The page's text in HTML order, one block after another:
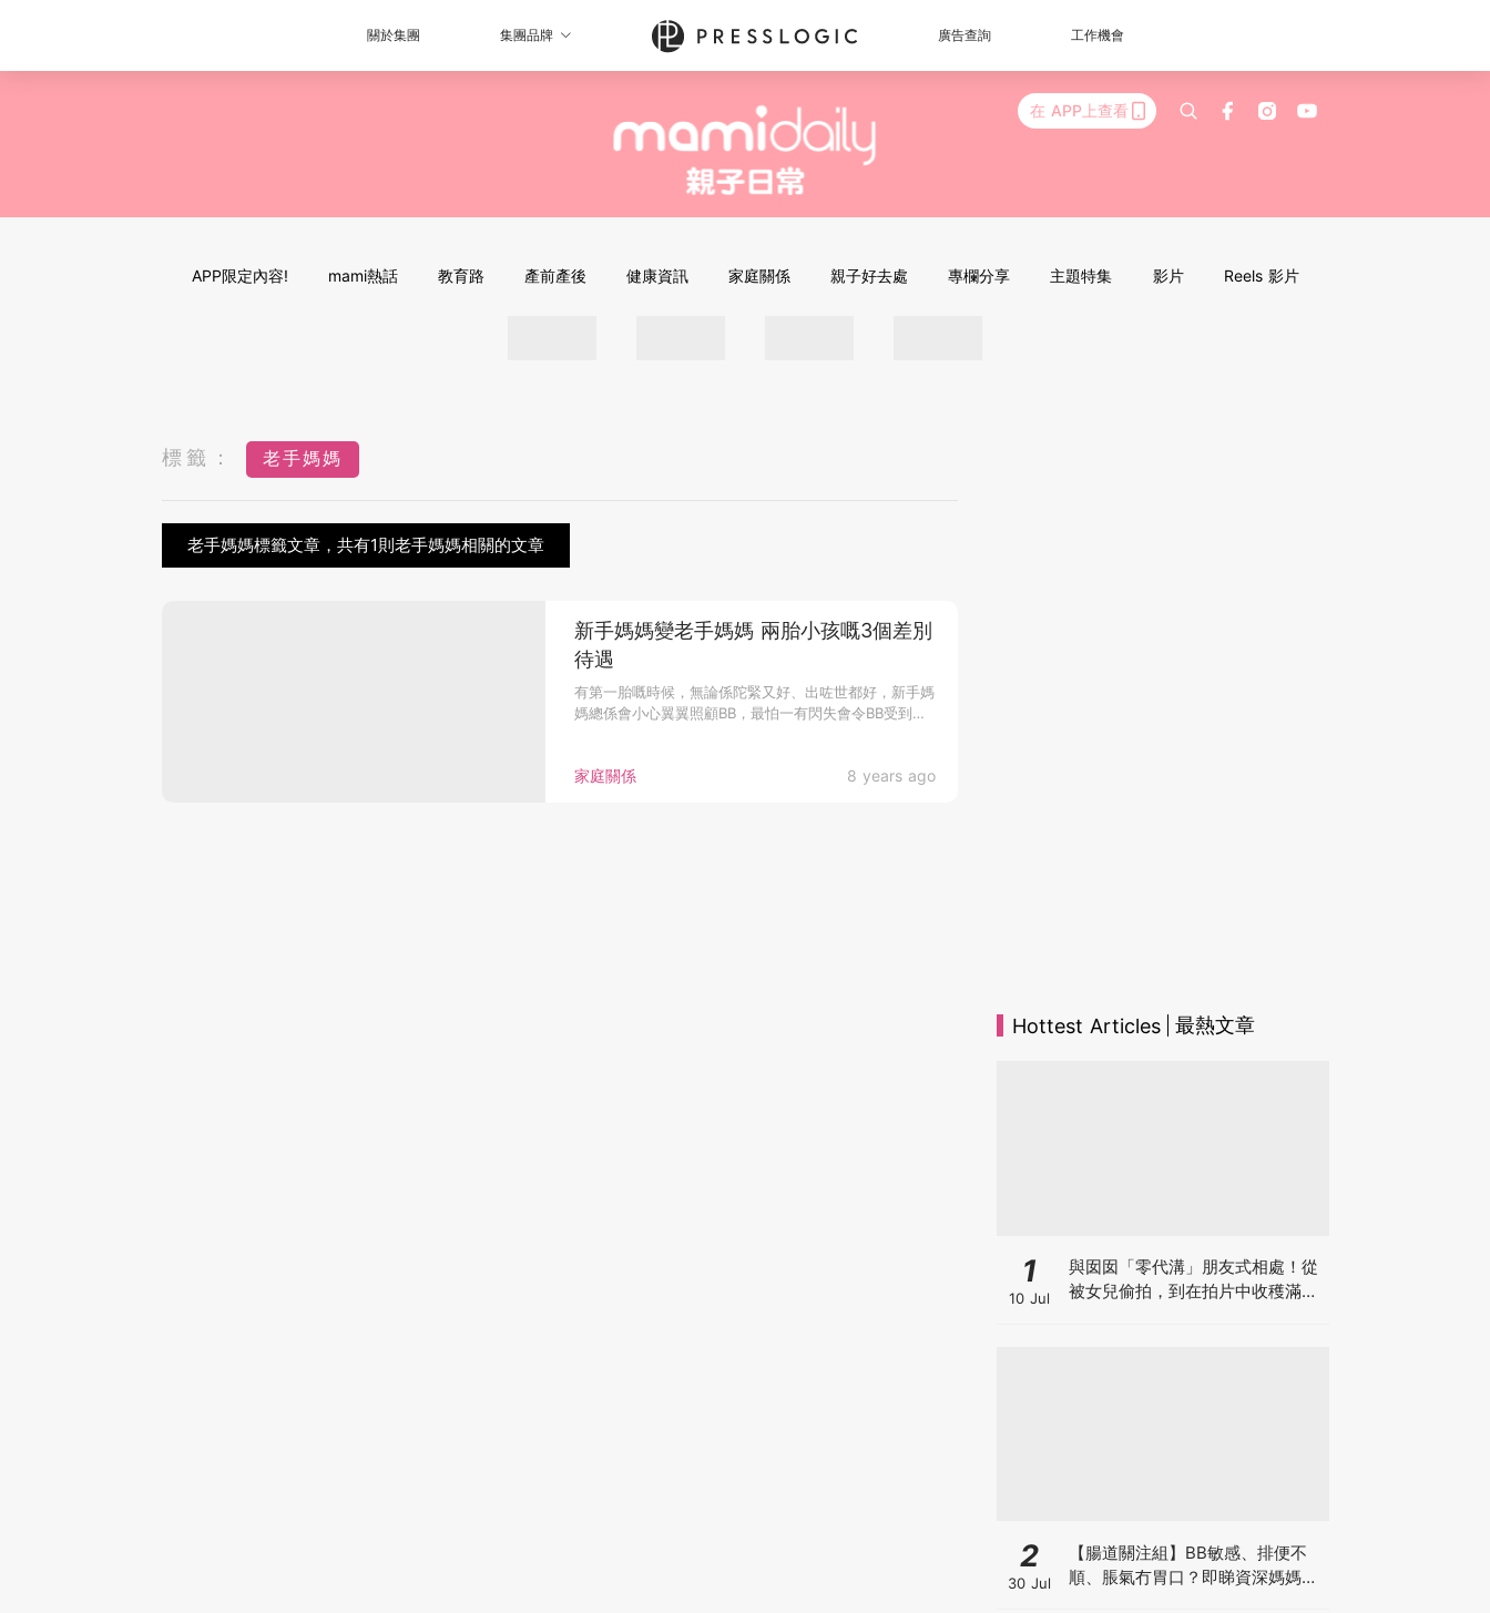
關於集團 集團品牌 廣告查詢 工作機會
在 APP上查看
APP限定內容! mami熱話 教育路 產前產後 健康資訊 家庭關係 親子好去處 專欄分享 主題特集 影片 Reels 影片
標籤： 老手媽媽
老手媽媽標籤文章，共有1則老手媽媽相關的文章
家庭關係 8 years ago
新手媽媽變老手媽媽 兩胎小孩嘅3個差別
待遇
有第一胎嘅時候，無論係陀緊又好、出咗世都好，新手媽
媽總係會小心翼翼照顧BB，最怕一有閃失會令BB受到傷
Hottest Articles 最熱文章
1
10 Jul
與囡囡「零代溝」朋友式相處！從
被女兒偷拍，到在拍片中收穫滿足
2
30 Jul
【腸道關注組】BB敏感、排便不
順、脹氣冇胃口？即睇資深媽媽分